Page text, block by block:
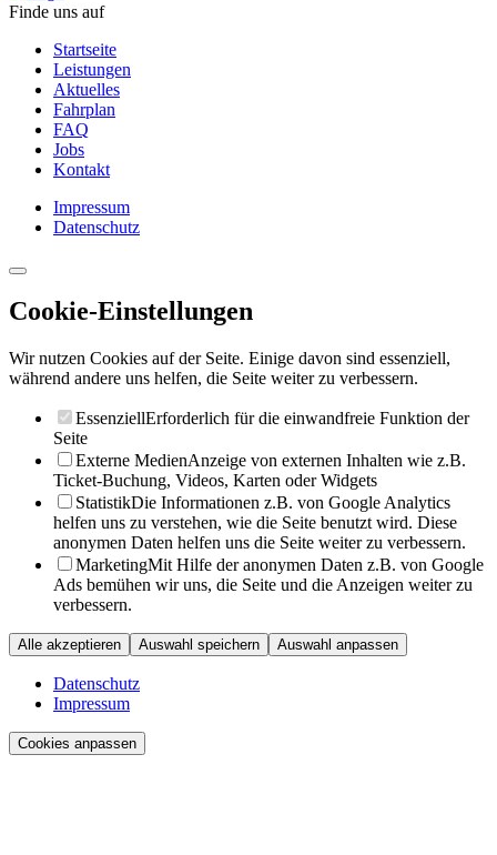
Finde uns auf
Startseite
Leistungen
Aktuelles
Fahrplan
FAQ
Jobs
Kontakt
Impressum
Datenschutz
Cookie-Einstellungen
Wir nutzen Cookies auf der Seite. Einige davon sind essenziell,
während andere uns helfen, die Seite weiter zu verbessern.
EssenziellErforderlich für die einwandfreie Funktion der
Seite
Externe MedienAnzeige von externen Inhalten wie z.B.
Ticket-Buchung, Videos, Karten oder Widgets
StatistikDie Informationen z.B. von Google Analytics
helfen uns zu verstehen, wie die Seite benutzt wird. Diese
anonymen Daten helfen uns die Seite weiter zu verbessern.
MarketingMit Hilfe der anonymen Daten z.B. von Google
Ads bemühen wir uns, die Seite und die Anzeigen weiter zu
verbessern.
Alle akzeptieren Auswahl speichern Auswahl anpassen
Datenschutz
Impressum
Cookies anpassen